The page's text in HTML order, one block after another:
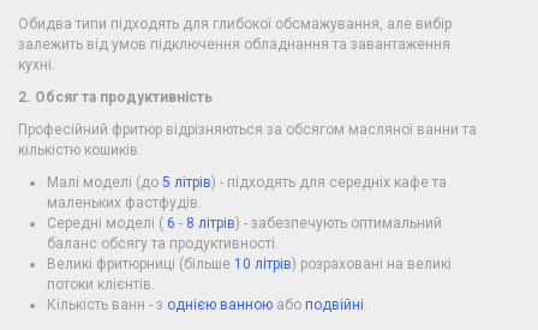
Обидва типи підходять для глибокої обсмажування, але вибір
залежить від умов підключення обладнання та завантаження
кухні.
2. Обсяг та продуктивність
Професійний фритюр відрізняються за обсягом масляної ванни та
кількістю кошиків:
Малі моделі (до 5 літрів) - підходять для середніх кафе та
маленьких фастфудів.
Середні моделі ( 6 - 8 літрів) - забезпечують оптимальний
баланс обсягу та продуктивності.
Великі фритюрниці (більше 10 літрів) розраховані на великі
потоки клієнтів.
Кількість ванн - з однією ванною або подвійні.